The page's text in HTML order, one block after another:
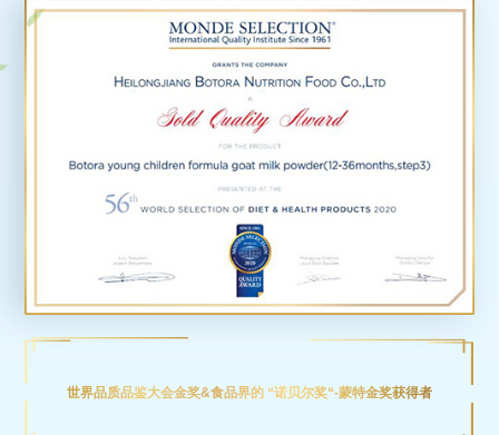
世界品质品鉴大会金奖&食品界的 “诺贝尔奖“-蒙特金奖获得者